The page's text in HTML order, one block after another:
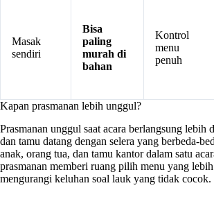
Masak
sendiri
Bisa
paling
murah di
bahan
Kontrol
menu
penuh
Kapan prasmanan lebih unggul?
Prasmanan unggul saat acara berlangsung lebih
dan tamu datang dengan selera yang berbeda-
anak, orang tua, dan tamu kantor dalam satu
prasmanan memberi ruang pilih menu yang
mengurangi keluhan soal lauk yang tidak cocok.